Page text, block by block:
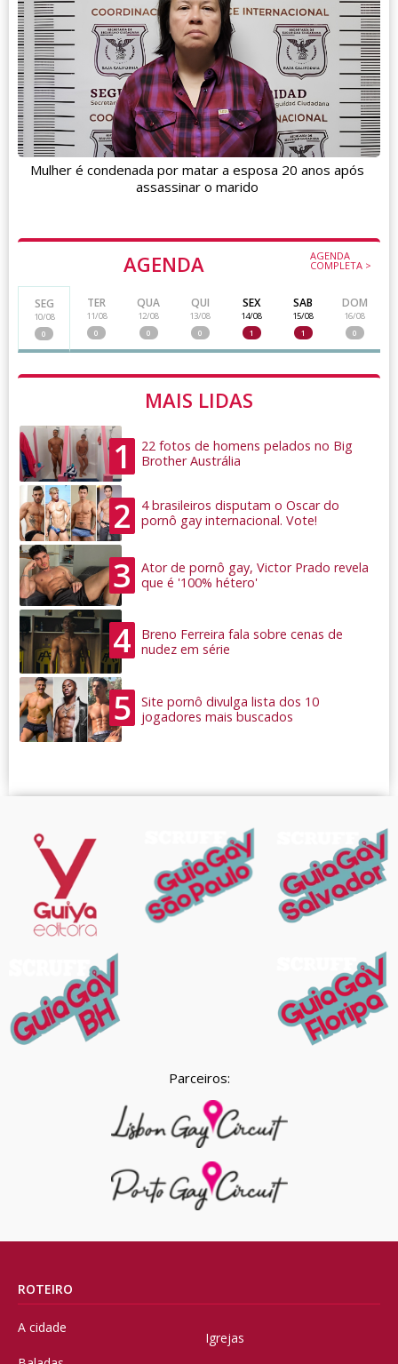
AGENDA AGENDA
COMPLETA >
SEG
10/08
0
TER
11/08
0
QUA
12/08
0
QUI
13/08
0
SEX
14/08
1
SAB
15/08
1
DOM
16/08
0
MAIS LIDAS
1
22 fotos de homens pelados no Big
Brother Austrália
2
4 brasileiros disputam o Oscar do
pornô gay internacional. Vote!
3
Ator de pornô gay, Victor Prado revela
que é '100% hétero'
4
Breno Ferreira fala sobre cenas de
nudez em série
5
Site pornô divulga lista dos 10
jogadores mais buscados
Mulher é condenada por matar a esposa 20 anos após
assassinar o marido
Parceiros:
ROTEIRO
A cidade
Igrejas